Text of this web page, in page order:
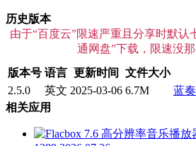
历史版本
由于“百度云”限速严重且分享时默认
通网盘”下载，限速没那
版本号 语言 更新时间 文件大小
2.5.0
英文 2025-03-06 6.7M 蓝
相关应用